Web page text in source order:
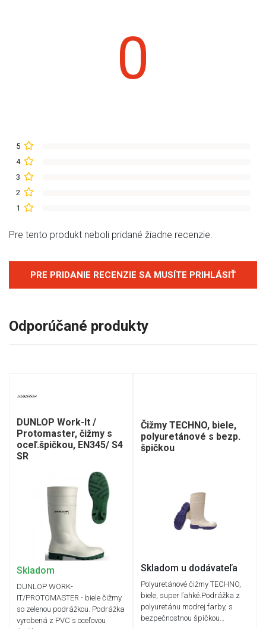
0
5
4
3
2
1
Pre tento produkt neboli pridané žiadne recenzie.
PRE PRIDANIE RECENZIE SA MUSÍTE PRIHLÁSIŤ
Odporúčané produkty
DUNLOP Work-It /
Protomaster, čižmy s
oceľ.špičkou, EN345/ S4
SR
Skladom
DUNLOP WORK-
IT/PROTOMASTER - biele čižmy
so zelenou podrážkou. Podrážka
vyrobená z PVC s oceľovou
Čižmy TECHNO, biele,
polyuretánové s bezp.
špičkou
Skladom u dodávateľa
Polyuretánové čižmy TECHNO,
biele, super ľahké.Podrážka z
polyuretánu modrej farby, s
bezpečnostnou špičkou…